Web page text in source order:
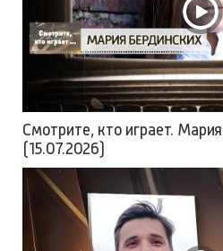
Смотрите, кто играет.
(15.07.2026)